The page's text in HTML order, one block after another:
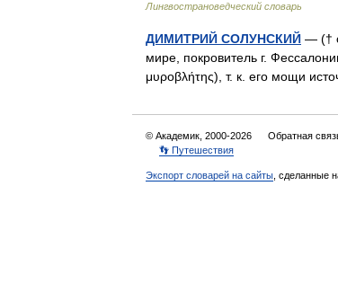
Лингвострановедческий словарь
ДИМИТРИЙ СОЛУНСКИЙ — (†
мире, покровитель г.
μυροβλήτης), т. к. его мощи
© Академик, 2000-2026 Обратная
👣 Путешествия
Экспорт словарей на сайты , сделанные